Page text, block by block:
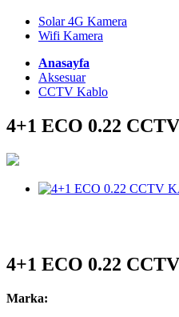
Solar 4G Kamera
Wifi Kamera
Anasayfa
Aksesuar
CCTV Kablo
4+1 ECO 0.22
4+1 ECO 0.22
Marka: